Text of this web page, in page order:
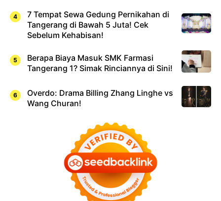
7 Tempat Sewa Gedung Pernikahan di
Tangerang di Bawah 5 Juta! Cek
Sebelum Kehabisan!
Berapa Biaya Masuk SMK Farmasi
Tangerang 1? Simak Rinciannya di Sini!
Overdo: Drama Billing Zhang Linghe vs
Wang Churan!